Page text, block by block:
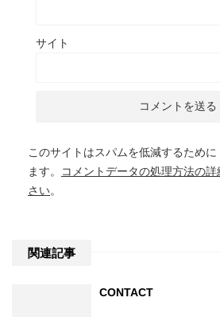
サイト
このサイトはスパムを低減するため
ます。
コメントデータの処理方法の
さい。
関連記事
CONTACT